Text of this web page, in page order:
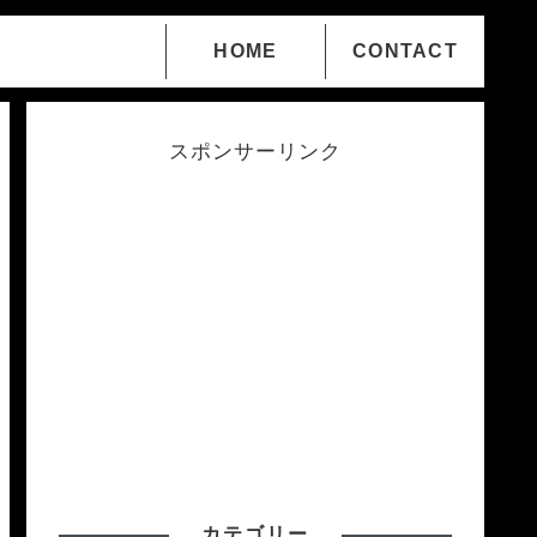
HOME CONTACT
スポンサーリンク